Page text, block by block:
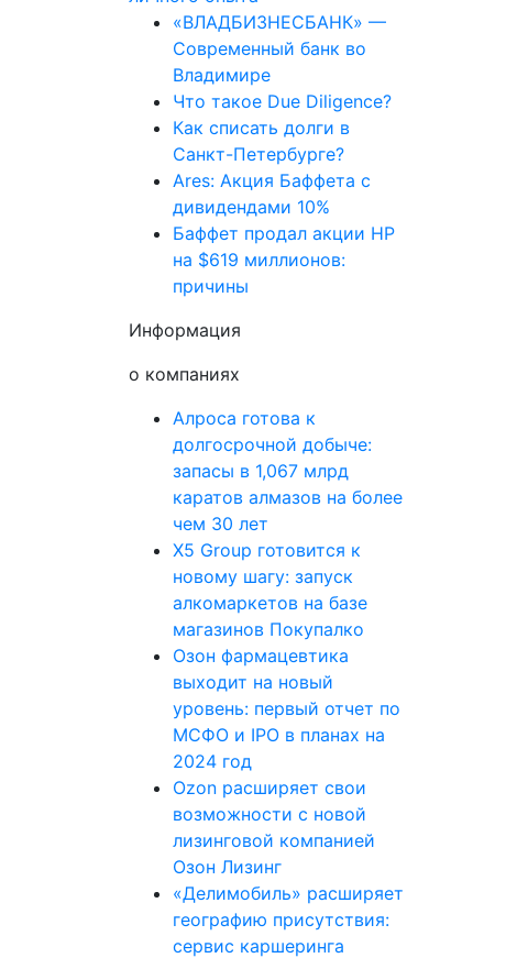
«ВЛАДБИЗНЕСБАНК» —
Современный банк во
Владимире
Что такое Due Diligence?
Как списать долги в
Санкт-Петербурге?
Ares: Акция Баффета с
дивидендами 10%
Баффет продал акции HP
на $619 миллионов:
причины
Информация
о компаниях
Алроса готова к
долгосрочной добыче:
запасы в 1,067 млрд
каратов алмазов на более
чем 30 лет
X5 Group готовится к
новому шагу: запуск
алкомаркетов на базе
магазинов Покупалко
Озон фармацевтика
выходит на новый
уровень: первый отчет по
МСФО и IPO в планах на
2024 год
Ozon расширяет свои
возможности с новой
лизинговой компанией
Озон Лизинг
«Делимобиль» расширяет
географию присутствия:
сервис каршеринга